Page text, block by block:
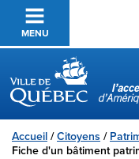
Passer au contenu
MENU
Ville de Québec
Accueil /Citoyens /
Fiche d'un bâtiment